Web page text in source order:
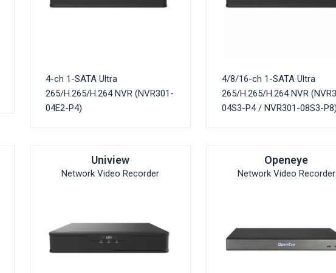
4-ch 1-SATA Ultra
265/H.265/H.264 NVR (NVR301-
04E2-P4)
4/8/16-ch 1-SATA Ultra
265/H.265/H.264 NVR
04S3-P4 / NVR301-08S3-
Uniview
Network Video Recorder
Openeye
Network Video Recorder